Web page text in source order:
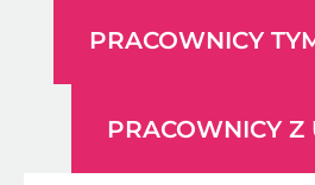
PRACOWNICY
PRACOWNICY Z